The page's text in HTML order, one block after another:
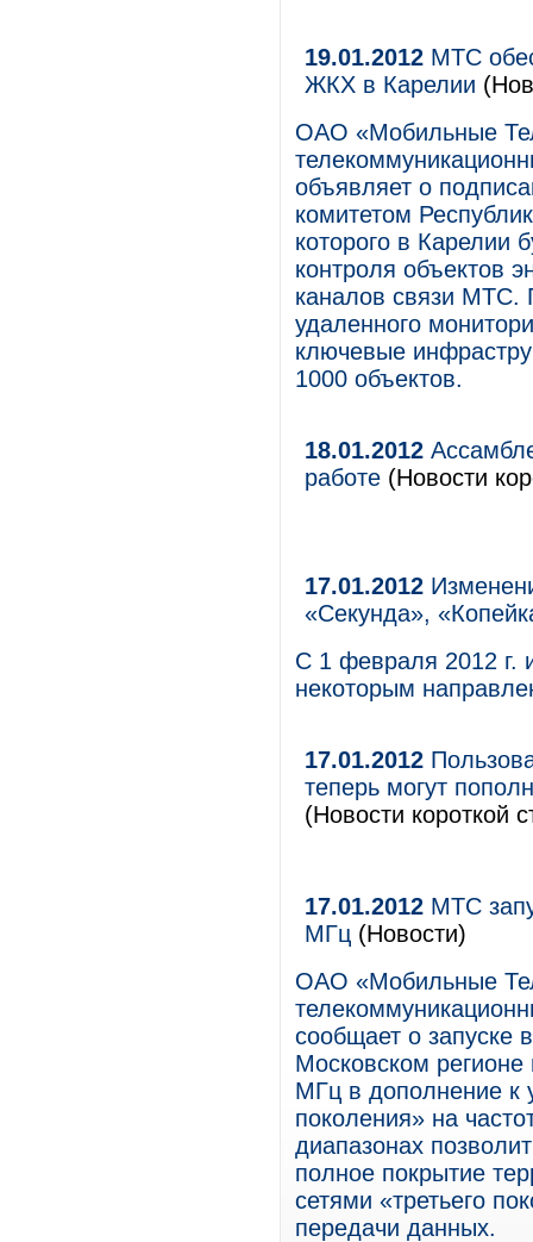
19.01.2012 МТС
ЖКХ в Карелии
ОАО «Мобильные
объявляет о
комитетом
которого в Карелии
контроля объектов
каналов связи МТС.
удаленного
ключевые
1000 объектов.
18.01.2012
работе (Новости
17.01.2012
«Секунда»,
С 1 февраля 2012 г.
некоторым
17.01.2012
теперь могут
(Новости короткой
17.01.2012 МТС
МГц (Новости)
ОАО «Мобильные
сообщает о запуске
Московском
МГц в дополнение к
поколения» на
диапазонах
полное покрытие
сетями «третьего
передачи данных.